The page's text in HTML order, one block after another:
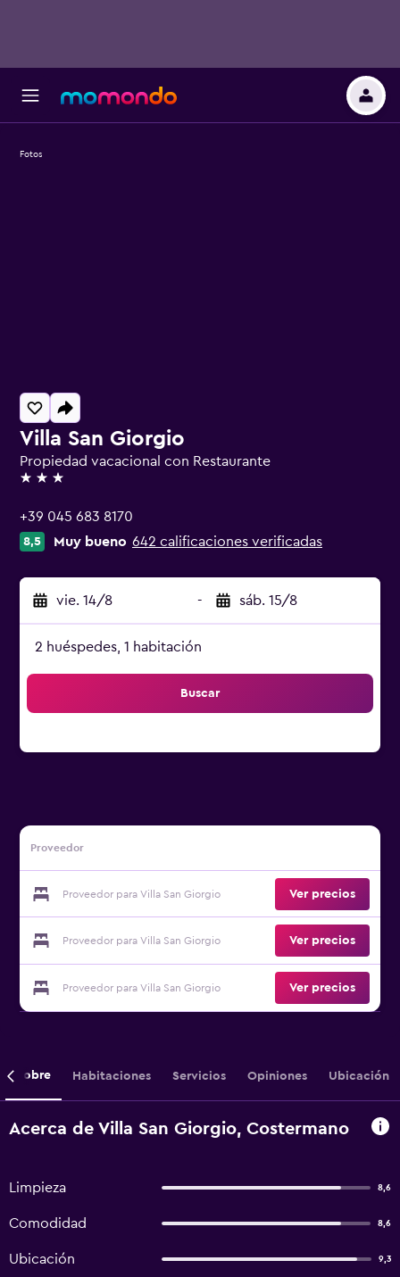
Villa San Giorgio
Propiedad vacacional con Restaurante
3 estrellas
+39 045 683 8170
8,5 Muy bueno 642 calificaciones verificadas
vie. 14/8 - sáb. 15/8
2 huéspedes, 1 habitación
Buscar
Proveedor
Proveedor para Villa San Giorgio Ver precios
Proveedor para Villa San Giorgio Ver precios
Proveedor para Villa San Giorgio Ver precios
Fotos
Sobre Habitaciones Servicios Opiniones Ubicación
Acerca de Villa San Giorgio, Costermano
Limpieza 8,6
Comodidad 8,6
Ubicación 9,3